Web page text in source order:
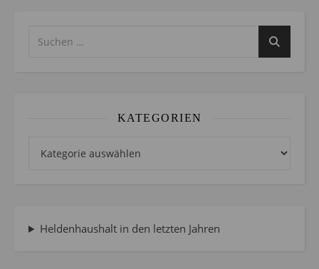
KATEGORIEN
Heldenhaushalt in den letzten Jahren